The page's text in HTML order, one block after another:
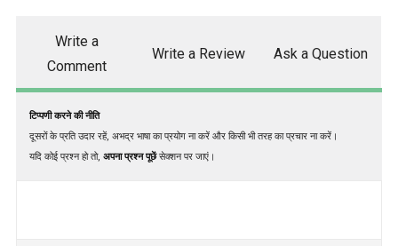
Write a
Comment
Write a Review Ask a Question
टिप्पणी करने की नीति
दूसरों के प्रति उदार रहें, अभद्र भाषा का प्रयोग ना करें और किसी भी तरह का प्रचार ना करें।
यदि कोई प्रश्न हो तो, अपना प्रश्न पूछेंसेक्शन पर जाएं।